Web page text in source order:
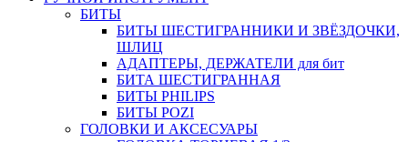
БИТЫ
БИТЫ ШЕСТИГРАННИКИ И ЗВЁЗДОЧКИ,
ШЛИЦ
АДАПТЕРЫ, ДЕРЖАТЕЛИ для бит
БИТА ШЕСТИГРАННАЯ
БИТЫ PHILIPS
БИТЫ POZI
ГОЛОВКИ И АКСЕСУАРЫ